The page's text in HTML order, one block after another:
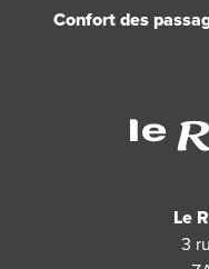
Confort des
Le
3